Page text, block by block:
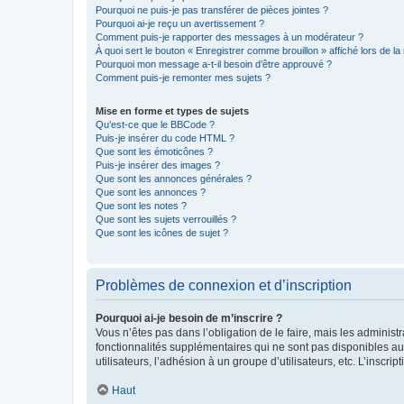
Pourquoi ne puis-je pas transférer de pièces jointes ?
Pourquoi ai-je reçu un avertissement ?
Comment puis-je rapporter des messages à un modérateur ?
À quoi sert le bouton « Enregistrer comme brouillon » affiché lors de la
Pourquoi mon message a-t-il besoin d’être approuvé ?
Comment puis-je remonter mes sujets ?
Mise en forme et types de sujets
Qu’est-ce que le BBCode ?
Puis-je insérer du code HTML ?
Que sont les émoticônes ?
Puis-je insérer des images ?
Que sont les annonces générales ?
Que sont les annonces ?
Que sont les notes ?
Que sont les sujets verrouillés ?
Que sont les icônes de sujet ?
Problèmes de connexion et d’inscription
Pourquoi ai-je besoin de m’inscrire ?
Vous n’êtes pas dans l’obligation de le faire, mais les
fonctionnalités supplémentaires qui ne sont pas disponibles
utilisateurs, l’adhésion à un groupe d’utilisateurs, etc.
Haut